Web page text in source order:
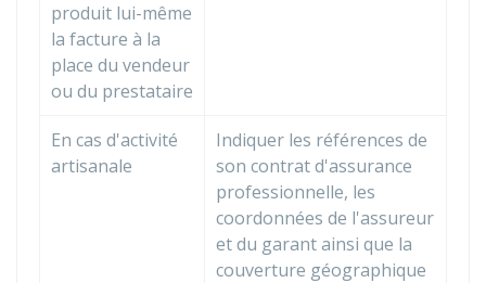
produit lui-même
la facture à la
place du vendeur
ou du prestataire
En cas d'activité
artisanale
Indiquer les références de
son contrat d'assurance
professionnelle, les
coordonnées de l'assureur
et du garant ainsi que la
couverture géographique